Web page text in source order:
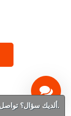
ألديك سؤال؟ تواصل معنا عبر الدردشة.